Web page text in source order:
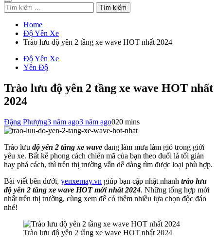
Tìm
kiếm
cho:
Home
Độ Yên Xe
Trào lưu độ yên 2 tầng xe wave HOT nhất 2024
Độ Yên Xe
Yên Độ
Trào lưu độ yên 2 tầng xe wave HOT nhất
2024
Đặng Phượng3 năm ago3 năm ago020 mins
Trào lưu độ yên 2 tầng xe wave đang làm mưa làm gió trong giới
yêu xe. Bất kể phong cách chiến mã của bạn theo đuổi là tối giản
hay phá cách, thì trên thị trường vẫn dễ dàng tìm được loại phù hợp.
Bài viết bên dưới, yenxemay.vn giúp bạn cập nhật nhanh trào lưu
độ yên 2 tầng xe wave HOT mới nhất 2024. Những tổng hợp mới
nhất trên thị trường, cùng xem để có thêm nhiều lựa chọn độc đáo
nhé!
Trào lưu độ yên 2 tầng xe wave HOT nhất 2024